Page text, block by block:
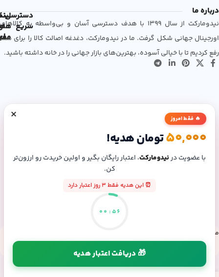
درباره ما
نیدومارکت از سال 1399 با هدف دسترسی آسان و بی‌واسطه به کالاهای
اورجینال جهانی شکل گرفت. ما در نیدومارکت، دغدغه اصالت کالا را برای شما
رفع کردیم تا با خیالی آسوده، بهترین‌های بازار جهانی را در خانه داشته باشید.
دسترسی
سریع
مسیرهای ارتباطی
× 🔥 فقط امروز
50,000تومان هدیه!
با عضویت درنیدومارکت، اعتبار رایگان بگیر و اولین خریدت رو ارزون‌تر
کن.
⏰ این هدیه فقط 3 روز اعتبار دارد
55
:
00
🎁 دریافت اعتبار هدیه